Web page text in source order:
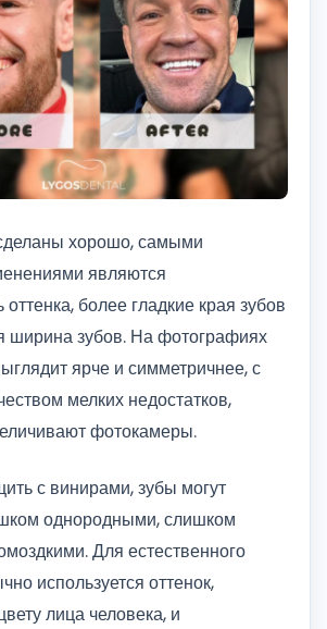
хорошо, самыми
являются
более гладкие края зубов
ширина зубов. На фотографиях
ярче и симметричнее, с
мелких недостатков,
фотокамеры.
с винирами, зубы могут
однородными, слишком
Для естественного
используется оттенок,
лица человека, и